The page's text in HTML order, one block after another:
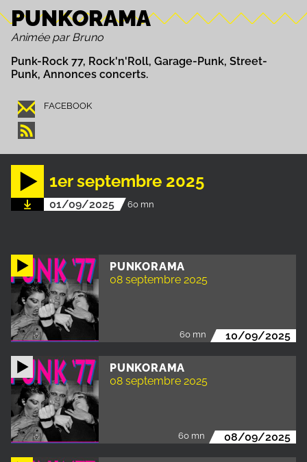
PUNKORAMA
Animée par Bruno
Punk-Rock 77, Rock'n'Roll, Garage-Punk, Street-
Punk, Annonces concerts.
FACEBOOK
PUNKORAMA
08 septembre 2025
60 mn 10/09/2025
PUNKORAMA
08 septembre 2025
60 mn 08/09/2025
1er septembre 2025
01/09/2025 60 mn